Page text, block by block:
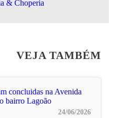
VEJA TAMBÉM
24/06/2026